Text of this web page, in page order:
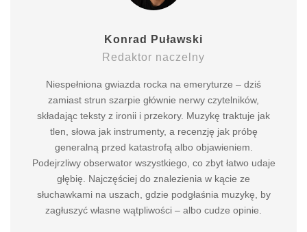
Konrad Puławski
Redaktor naczelny
Niespełniona gwiazda rocka na emeryturze – dziś
zamiast strun szarpie głównie nerwy czytelników,
składając teksty z ironii i przekory. Muzykę traktuje jak
tlen, słowa jak instrumenty, a recenzję jak próbę
generalną przed katastrofą albo objawieniem.
Podejrzliwy obserwator wszystkiego, co zbyt łatwo udaje
głębię. Najczęściej do znalezienia w kącie ze
słuchawkami na uszach, gdzie podgłaśnia muzykę, by
zagłuszyć własne wątpliwości – albo cudze opinie.